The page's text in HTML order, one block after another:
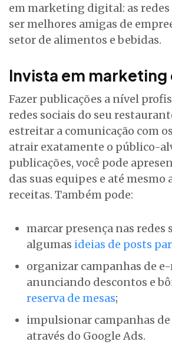
em marketing digital: as redes
ser melhores amigas de
setor de alimentos e bebidas.
Invista em
Fazer publicações a nível
redes sociais do seu
estreitar a comunicação com
atrair exatamente o público-
publicações, você pode
das suas equipes e até mesmo
receitas. Também pode:
marcar presença nas redes
algumas ideias de posts
organizar campanhas de
anunciando descontos e
reserva de mesas;
impulsionar campanhas
através do Google Ads.